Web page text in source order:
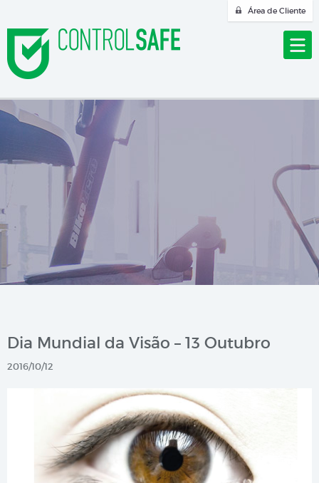
Área de Cliente
Dia Mundial da Visão – 13 Outubro
2016/10/12